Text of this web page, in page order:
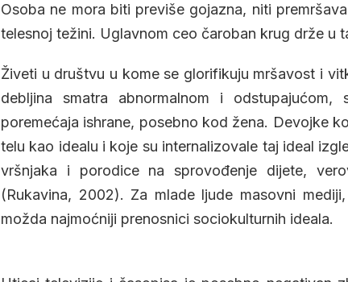
Osoba ne mora biti previše gojazna, niti
telesnoj težini. Uglavnom ceo čaroban krug drže u
Živeti u društvu u kome se glorifikuju mršavost i
debljina smatra abnormalnom i
poremećaja ishrane, posebno kod žena. Devojke
telu kao idealu i koje su internalizovale taj ideal
vršnjaka i porodice na sprovođenje dijete,
(Rukavina, 2002). Za mlade ljude masovni
možda najmoćniji prenosnici sociokulturnih ideala.